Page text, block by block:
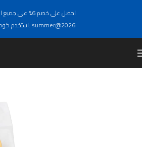
احصل على خصم 6% على جميع الخدمات
استخدم كود الخصم: summer@2026